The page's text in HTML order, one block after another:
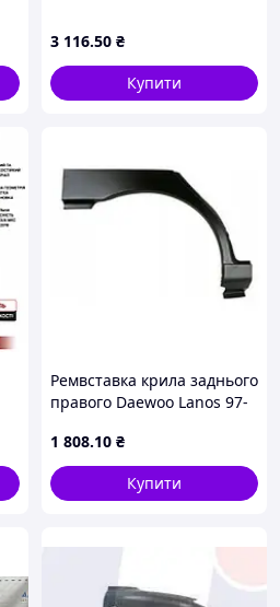
FAST
3 116.50 ₴
Купити
Ремвставка крила заднього
правого Daewoo Lanos 97-
1 808.10 ₴
Купити